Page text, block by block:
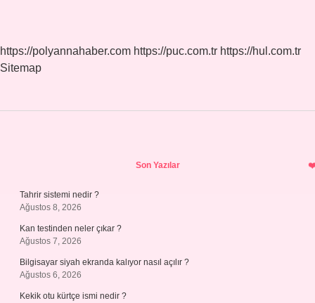
https://polyannahaber.com https://puc.com.tr https://hul.com.tr
Sitemap
Son Yazılar
Tahrir sistemi nedir ?
Ağustos 8, 2026
Kan testinden neler çıkar ?
Ağustos 7, 2026
Bilgisayar siyah ekranda kalıyor nasıl açılır ?
Ağustos 6, 2026
Kekik otu kürtçe ismi nedir ?